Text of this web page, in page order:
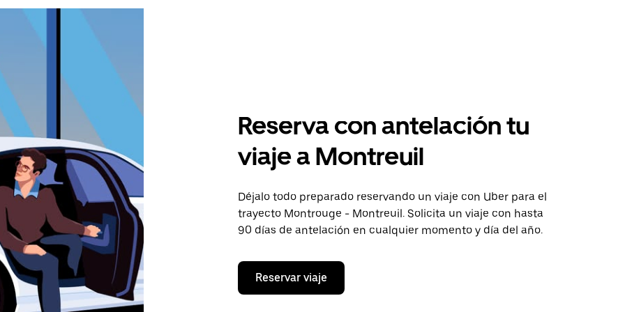
Reserva con antelación tu
viaje a Montreuil
Déjalo todo preparado reservando un viaje con Uber para el
trayecto Montrouge - Montreuil. Solicita un viaje con hasta
90 días de antelación en cualquier momento y día del año.
Reservar viaje